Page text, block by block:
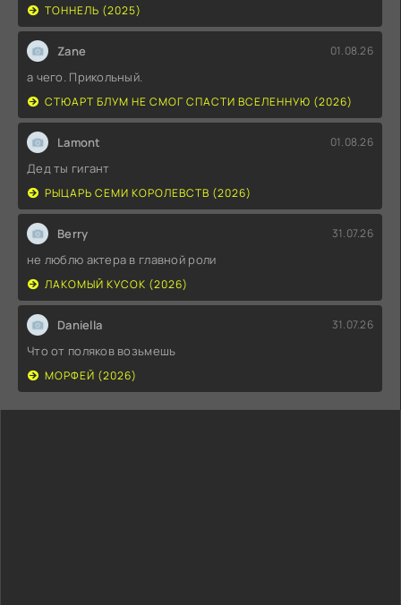
ТОННЕЛЬ (2025)
Zane 01.08.26
а чего. Прикольный.
СТЮАРТ БЛУМ НЕ СМОГ СПАСТИ ВСЕЛЕННУЮ (2026)
Lamont 01.08.26
Дед ты гигант
РЫЦАРЬ СЕМИ КОРОЛЕВСТВ (2026)
Berry 31.07.26
не люблю актера в главной роли
ЛАКОМЫЙ КУСОК (2026)
Daniella 31.07.26
Что от поляков возьмешь
МОРФЕЙ (2026)